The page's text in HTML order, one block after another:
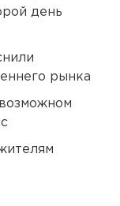
день
рынка